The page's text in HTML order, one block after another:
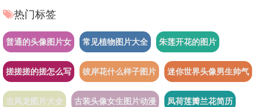
热门标签
普通的头像图片女 常见植物图片大全 朱莲开花的图片
搓搓搓的搓怎么写 彼岸花什么样子图片 迷你世界头像男生帅气
古风龙图片大全 古装头像女生图片动漫 凤荷莲瓣兰花简历